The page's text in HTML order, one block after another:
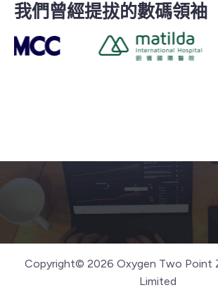
我們曾經提拔的數碼領袖
Copyright© 2026 Oxygen Two Point
Limited